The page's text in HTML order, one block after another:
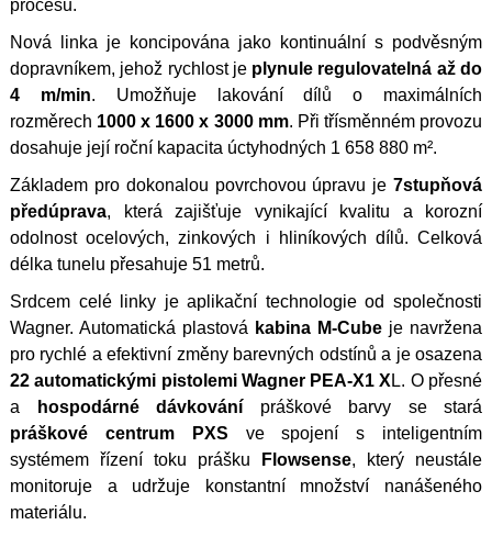
procesu.
Nová linka je koncipována jako kontinuální s podvěsným
dopravníkem, jehož rychlost je plynule regulovatelná až do
4 m/min. Umožňuje lakování dílů o maximálních
rozměrech 1000 x 1600 x 3000 mm. Při třísměnném provozu
dosahuje její roční kapacita úctyhodných 1 658 880 m².
Základem pro dokonalou povrchovou úpravu je 7stupňová
předúprava, která zajišťuje vynikající kvalitu a korozní
odolnost ocelových, zinkových i hliníkových dílů. Celková
délka tunelu přesahuje 51 metrů.
Srdcem celé linky je aplikační technologie od společnosti
Wagner. Automatická plastová kabina M-Cube je navržena
pro rychlé a efektivní změny barevných odstínů a je osazena
22 automatickými pistolemi Wagner PEA-X1 X L. O přesné
a
hospodárné dávkování práškové barvy se stará
práškové centrum PXS ve spojení s inteligentním
systémem řízení toku prášku
Flowsense, který neustále
monitoruje a udržuje konstantní množství nanášeného
materiálu.